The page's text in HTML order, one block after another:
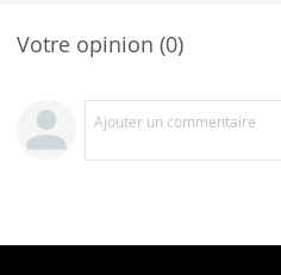
Votre opinion (0)
Ajouter un commentaire